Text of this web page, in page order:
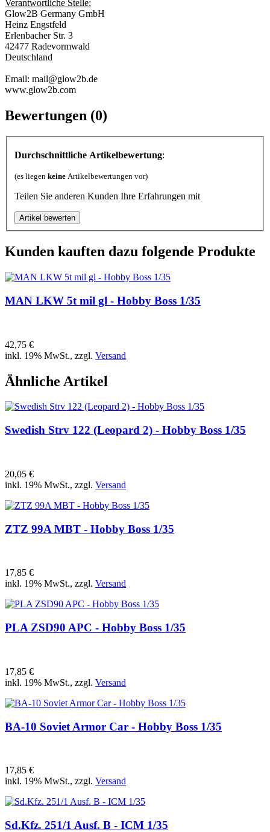
Verantwortliche Stelle:
Glow2B Germany GmbH
Heinz Engstfeld
Erlenbacher Str. 3
42477 Radevormwald
Deutschland
Email: mail@glow2b.de
www.glow2b.com
Bewertungen (0)
Durchschnittliche Artikelbewertung:
(es liegen keine Artikelbewertungen vor)
Teilen Sie anderen Kunden Ihre Erfahrungen mit
Kunden kauften dazu folgende Produkte
MAN LKW 5t mil gl - Hobby Boss 1/35
42,75 €
inkl. 19% MwSt., zzgl. Versand
Ähnliche Artikel
Swedish Strv 122 (Leopard 2) - Hobby Boss 1/35
20,05 €
inkl. 19% MwSt., zzgl. Versand
ZTZ 99A MBT - Hobby Boss 1/35
17,85 €
inkl. 19% MwSt., zzgl. Versand
PLA ZSD90 APC - Hobby Boss 1/35
17,85 €
inkl. 19% MwSt., zzgl. Versand
BA-10 Soviet Armor Car - Hobby Boss 1/35
17,85 €
inkl. 19% MwSt., zzgl. Versand
Sd.Kfz. 251/1 Ausf. B - ICM 1/35